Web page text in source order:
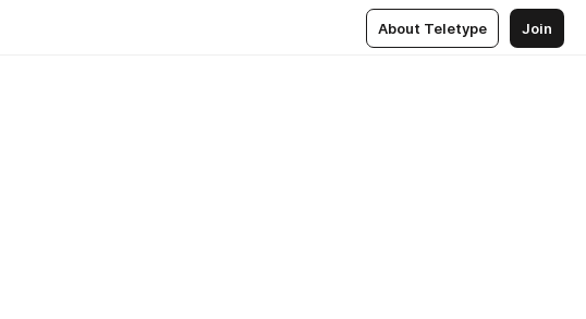
About Teletype Join